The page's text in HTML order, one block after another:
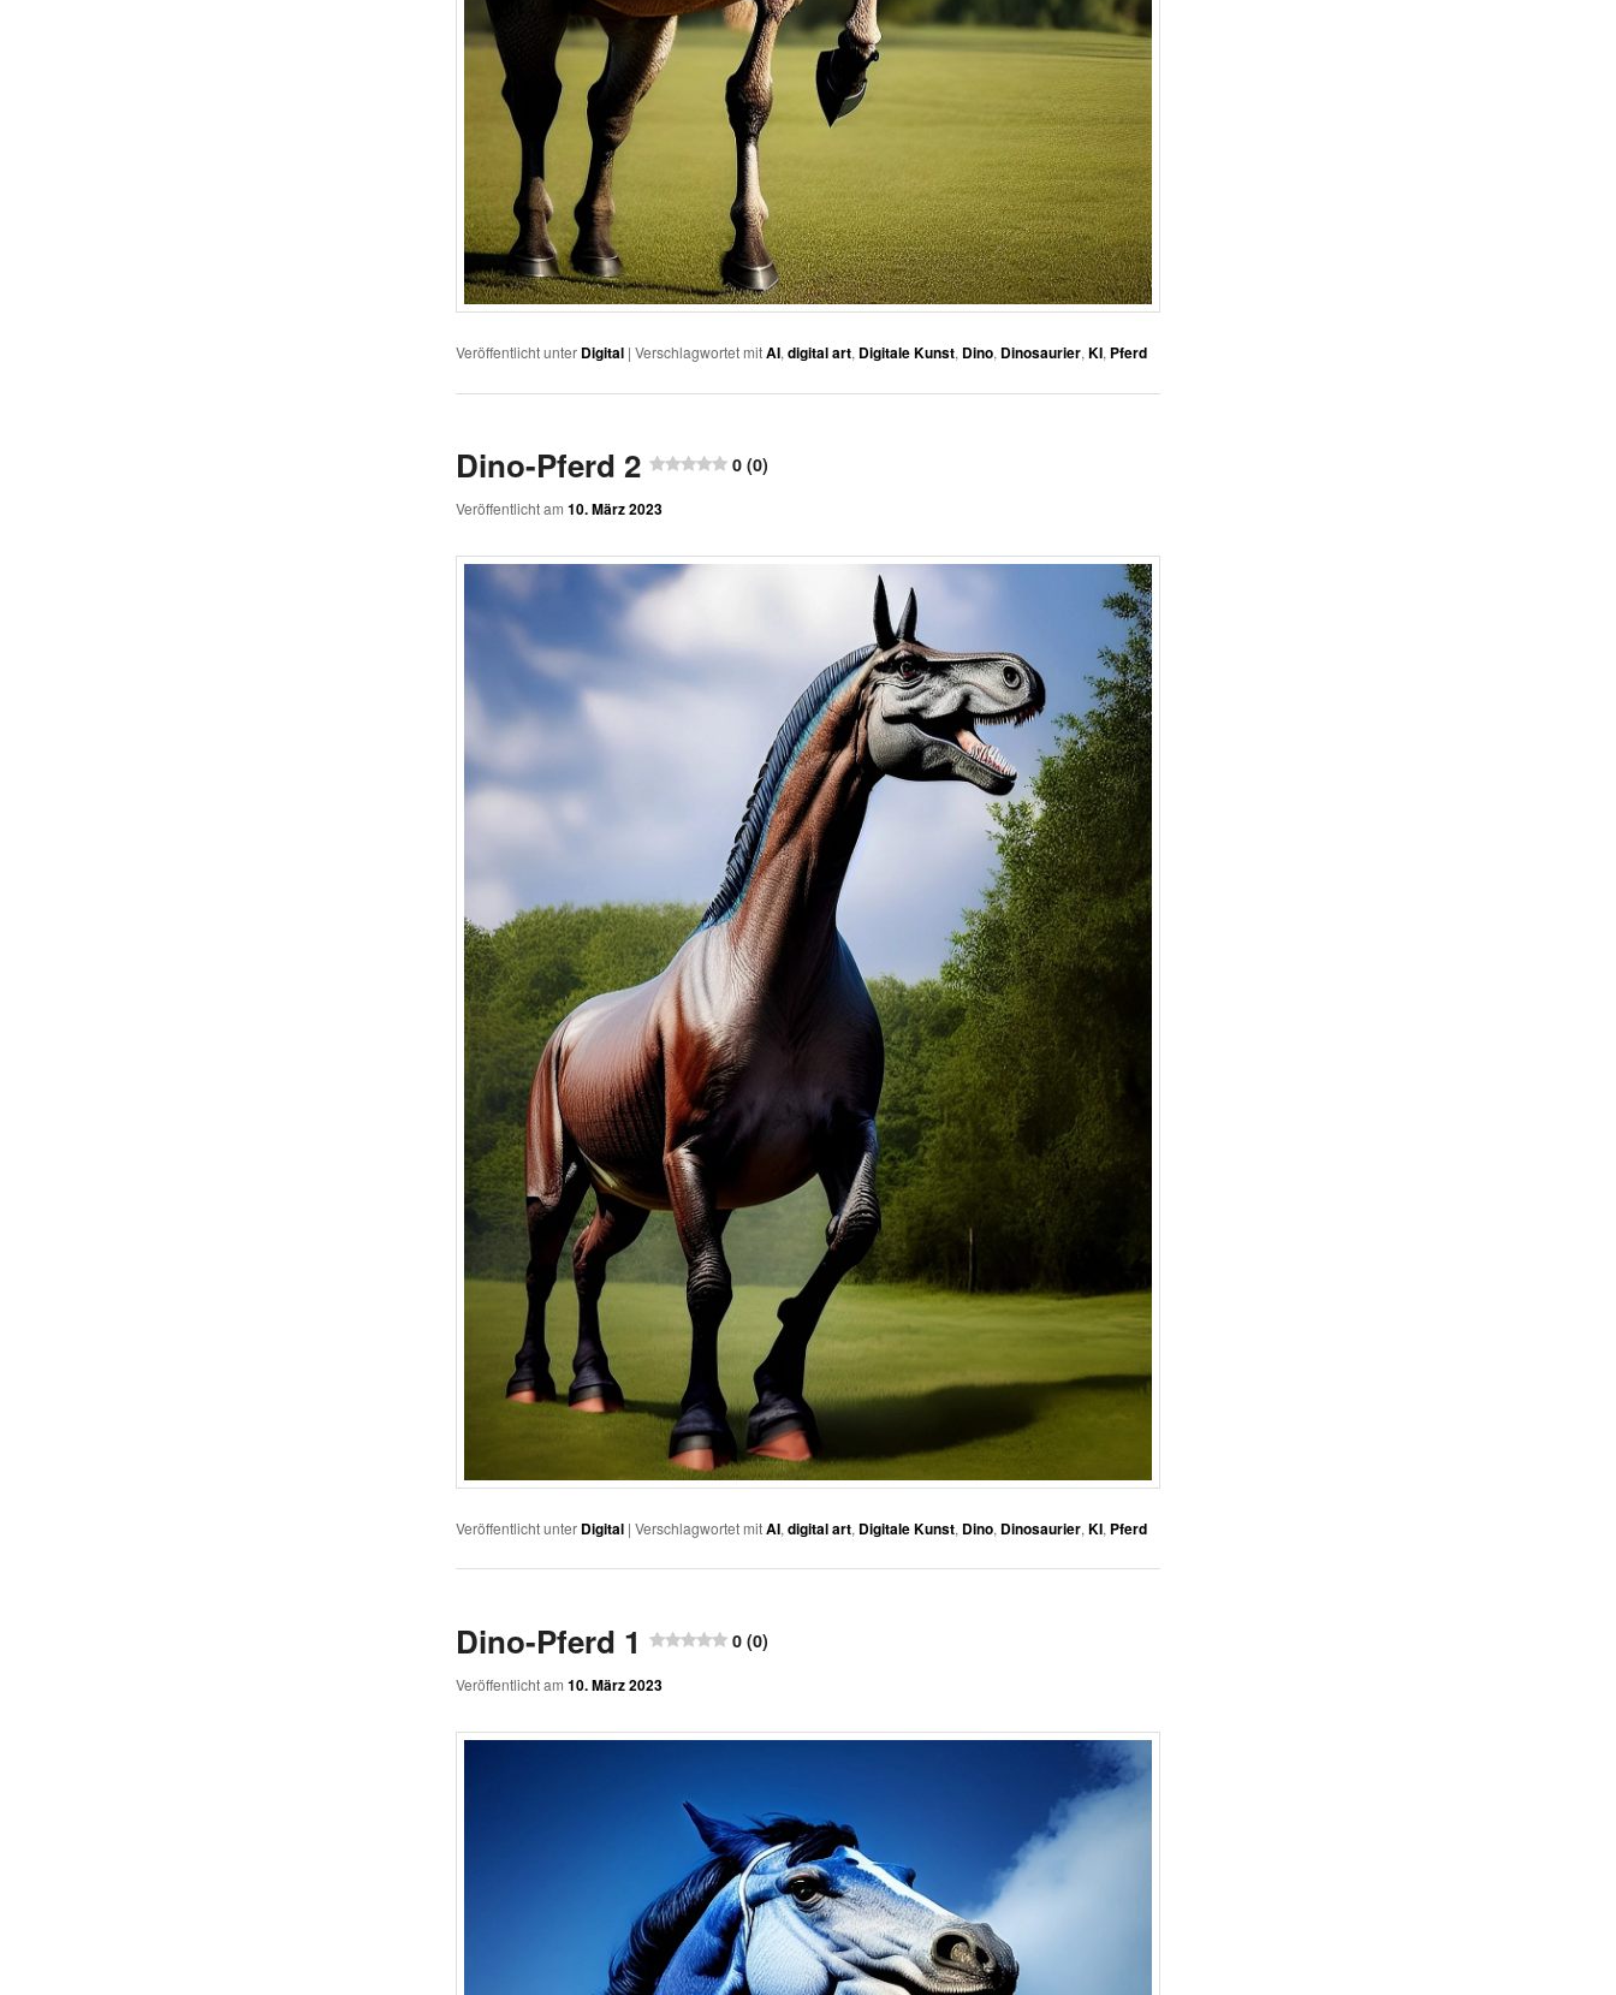
Veröffentlicht unter Digital |Verschlagwortet mit AI,digital art, Digitale Kunst, Dino, Dinosaurier,KI, Pferd
Dino-Pferd 2 0 (0)
Veröffentlicht am10. März 2023
Veröffentlicht unter Digital |Verschlagwortet mit AI,digital art, Digitale Kunst, Dino, Dinosaurier,KI, Pferd
Dino-Pferd 1 0 (0)
Veröffentlicht am10. März 2023